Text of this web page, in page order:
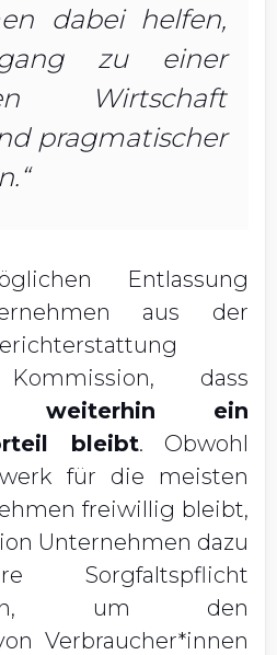
dabei helfen,
zu einer
Wirtschaft
pragmatischer
Entlassung
aus der
dass
weiterhin ein
bleibt. Obwohl
für die meisten
freiwillig bleibt,
Unternehmen dazu
Sorgfaltspflicht
um den
Verbraucher*innen